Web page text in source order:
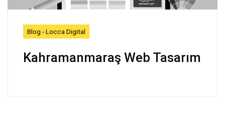
Blog - Locca Digital
Kahramanmaraş Web Tasarım